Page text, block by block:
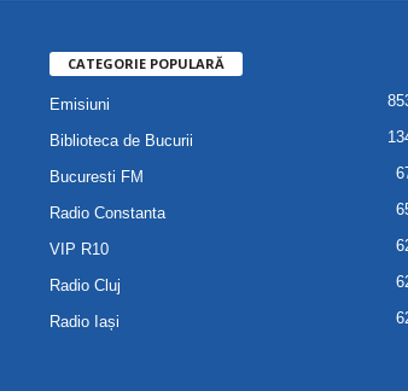
CATEGORIE POPULARĂ
Emisiuni
Biblioteca de Bucurii
Bucuresti FM
Radio Constanta
VIP R10
Radio Cluj
Radio Iași